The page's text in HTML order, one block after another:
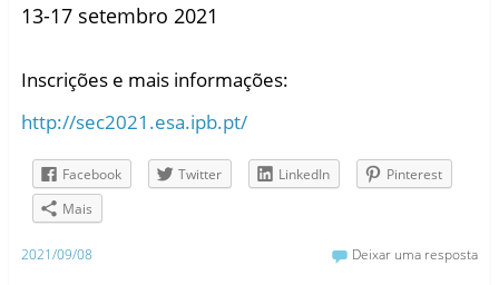
13-17 setembro 2021
Inscrições e mais informações:
http://sec2021.esa.ipb.pt/
Facebook Twitter LinkedIn
Pinterest
Mais
2021/09/08 Deixar uma resposta